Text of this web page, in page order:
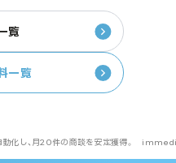
覧
一覧
化し、月20件の商談を安定獲得。